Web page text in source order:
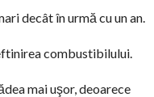
decât în urmă cu un an.
combustibilului.
mai uşor, deoarece